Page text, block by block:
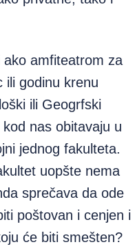
amfiteatrom za
ili godinu krenu
ili Geogrfski
nas obitavaju u
jednog fakulteta.
uopšte nema
sprečava da ode
poštovan i cenjen i
će biti smešten?